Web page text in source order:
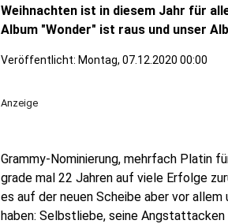
Weihnachten ist in diesem Jahr für
Album "Wonder" ist raus und unser
Veröffentlicht: Montag, 07.12.2020 00:00
Anzeige
Grammy-Nominierung, mehrfach Platin
grade mal 22 Jahren auf viele Erfolge
es auf der neuen Scheibe aber vor
haben: Selbstliebe, seine Angstattacken